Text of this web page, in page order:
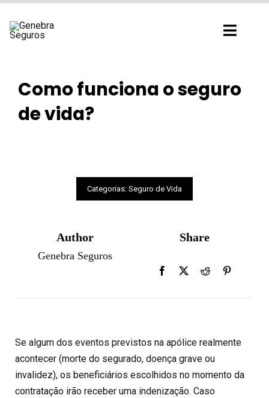
para
Como funciona o seguro
de vida?
Categorias: Seguro de Vida
Author
Genebra Seguros
Share
Se algum dos eventos previstos na apólice realmente
acontecer (morte do segurado, doença grave ou
invalidez), os beneficiários escolhidos no momento da
contratação irão receber uma indenização. Caso